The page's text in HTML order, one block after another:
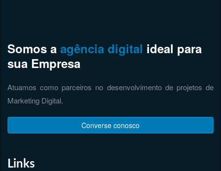
Somos a agência digital ideal para
sua Empresa
Atuamos como parceiros no desenvolvimento de projetos de
Marketing Digital.
Converse conosco
Links